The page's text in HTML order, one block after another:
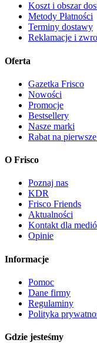
Koszt i obszar
Metody Płatności
Terminy dostawy
Reklamacje i
Oferta
Gazetka Frisco
Nowości
Promocje
Bestsellery
Nasze marki
Rabat na
O Frisco
Poznaj nas
KDR
Frisco Friends
Aktualności
Kontakt dla
Opinie
Informacje
Pomoc
Dane firmy
Regulaminy
Polityka
Gdzie jesteśmy